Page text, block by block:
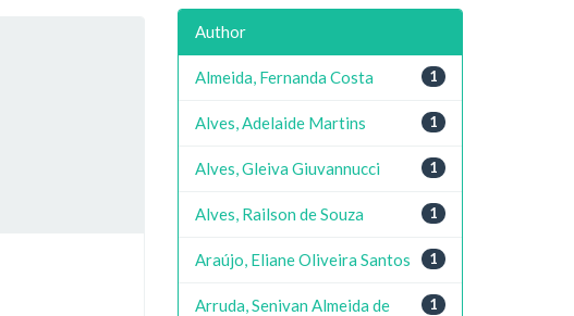
Author
1
Almeida, Fernanda Costa
1
Alves, Adelaide Martins
1
Alves, Gleiva Giuvannucci
1
Alves, Railson de Souza
1
Araújo, Eliane Oliveira Santos
1
Arruda, Senivan Almeida de